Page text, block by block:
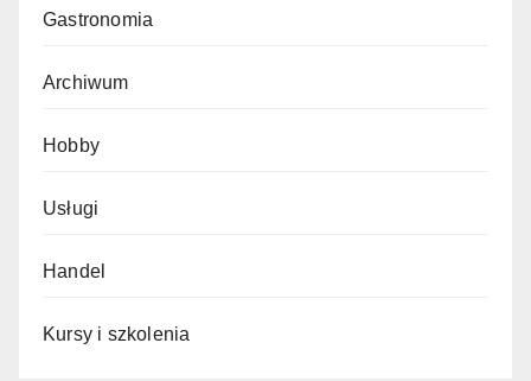
Gastronomia
Archiwum
Hobby
Usługi
Handel
Kursy i szkolenia